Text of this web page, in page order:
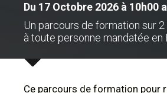
Du 17 Octobre 2026 à 10h00
Un parcours de formation sur
à toute personne mandatée en
Ce parcours de formation pour